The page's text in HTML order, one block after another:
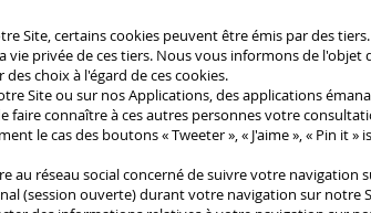
Site, certains cookies peuvent être émis par des
privée de ces tiers. Nous vous informons de l'objet
choix à l'égard de ces cookies.
Site ou sur nos Applications, des applications
faire connaître à ces autres personnes votre
le cas des boutons « Tweeter », « J'aime », « Pin it
réseau social concerné de suivre votre navigation
(session ouverte) durant votre navigation sur notre